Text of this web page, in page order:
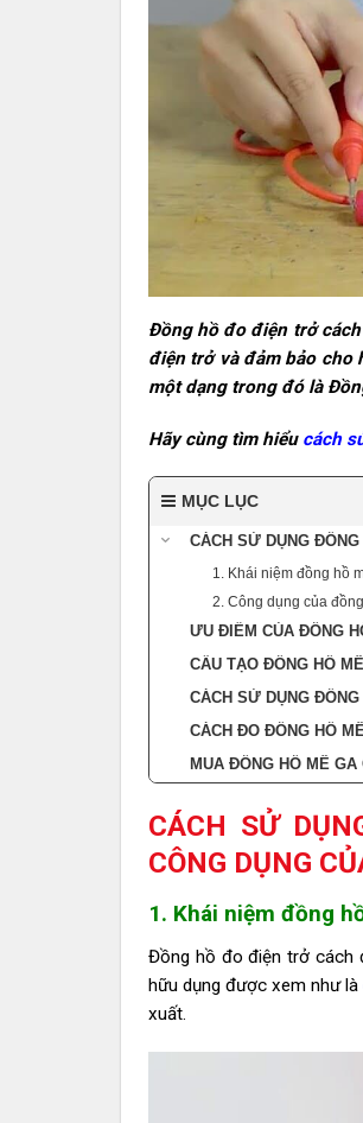
Đồng hồ đo điện trở
điện trở và đảm bảo cho
một dạng trong đó là
Hãy cùng tìm hiểu cách
MỤC LỤC
CÁCH SỬ DỤNG
1. Khái niệm đồng hồ
2. Công dụng của
ƯU ĐIỂM CỦA ĐỒNG
CẤU TẠO ĐỒNG HỒ
CÁCH SỬ DỤNG
CÁCH ĐO ĐỒNG HỒ
MUA ĐỒNG HỒ MÊ
CÁCH SỬ
CÔNG DỤNG
1. Khái niệm đồng
Đồng hồ đo điện trở cách
hữu dụng được xem như là
xuất.